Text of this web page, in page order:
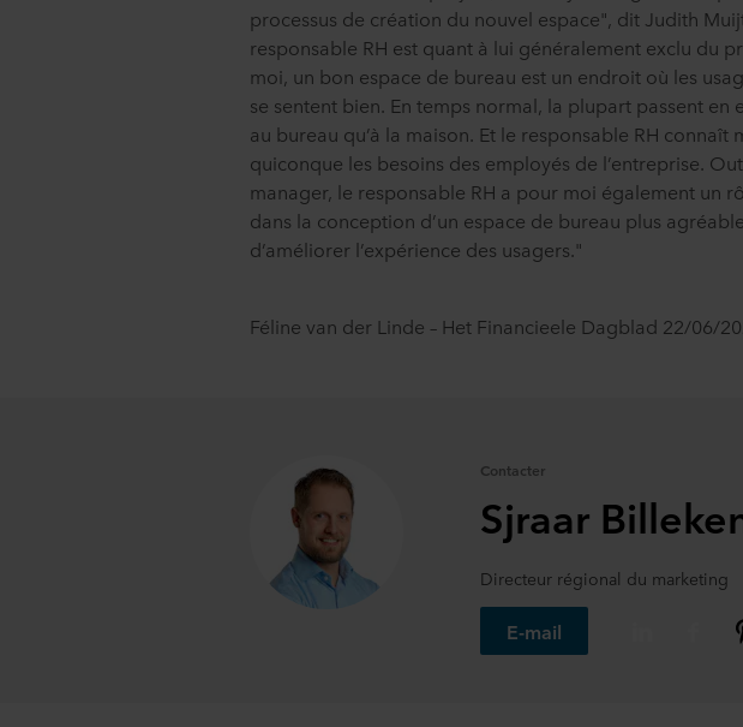
processus de création du nouvel espace", dit Judith
responsable RH est quant à lui généralement exclu du
moi, un bon espace de bureau est un endroit où les
se sentent bien. En temps normal, la plupart passent en
au bureau qu’à la maison. Et le responsable RH connaît
quiconque les besoins des employés de l’entreprise.
manager, le responsable RH a pour moi également un
dans la conception d’un espace de bureau plus
d’améliorer l’expérience des usagers."
Féline van der Linde – Het Financieele Dagblad 22/06/
Contacter
Sjraar
Directeur régional du marketing
E-mail